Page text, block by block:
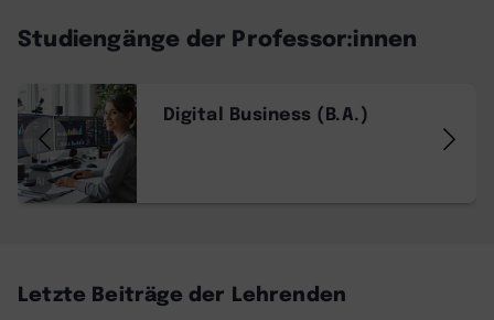
Studiengänge der Professor:innen
AI
Digital Business (B.A.)
Letzte Beiträge der Lehrenden